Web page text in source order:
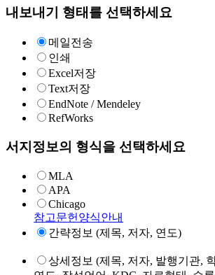
내보내기 형태를 선택하세요
메일전송
인쇄
Excel저장
Text저장
EndNote / Mendeley
RefWorks
서지정보의 형식을 선택하세요
MLA
APA
Chicago
참고문헌양식안내
간략정보 (제목, 저자, 연도)
상세정보 (제목, 저자, 발행기관,